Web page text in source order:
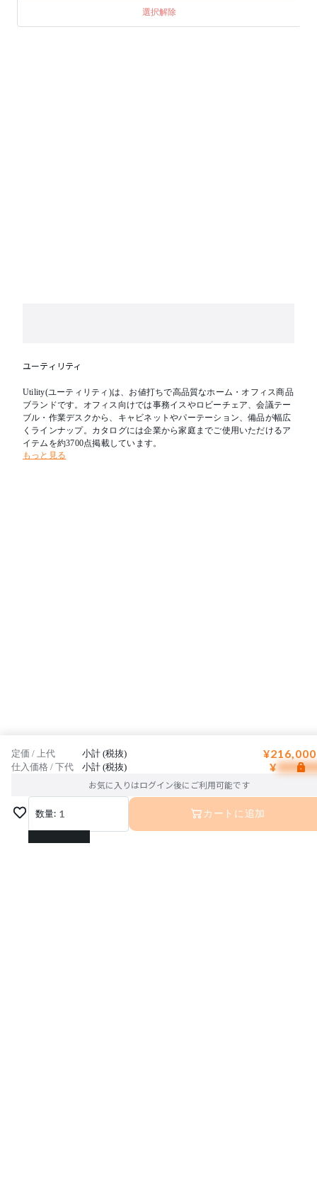
選択解除
ユーティリティ
Utility(ユーティリティ)は、お値打ちで高品質なホーム・オフィス商品
ブランドです。オフィス向けでは事務イスやロビーチェア、会議テー
ブル・作業デスクから、キャビネットやパーテーション、備品が幅広
くラインナップ。カタログには企業から家庭までご使用いただけるア
イテムを約3700点掲載しています。
もっと見る
定価 / 上代 小計 (税抜)
仕入価格 / 下代 小計 (税抜) ¥
お気に入りはログイン後にご利用可能です
数量: 1
1
カートに追加